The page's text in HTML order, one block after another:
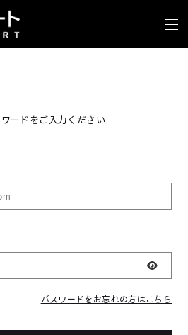
ードをご入力ください
表示
パスワードをお忘れの方はこちら